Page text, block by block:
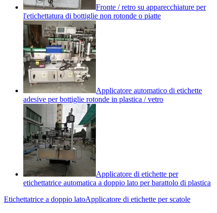
Fronte / retro su apparecchiature per
l'etichettatura di bottiglie non rotonde o piatte
Applicatore automatico di etichette
adesive per bottiglie rotonde in plastica / vetro
Applicatore di etichette per
etichettatrice automatica a doppio lato per barattolo di plastica
Etichettatrice a doppio latoApplicatore di etichette per scatole